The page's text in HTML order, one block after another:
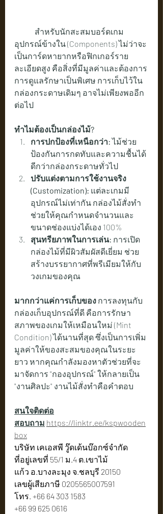
อุปกรณ์ข้างใน (Components) ไม่ว่าจะ
เป็นการ์ดหายากหรือฟิกเกอร์ราย
ละเอียดสูง คือสิ่งที่มีมูลค่าและต้องการ
การดูแลรักษาเป็นพิเศษ การเก็บไว้ใน
กล่องกระดาษเดิมๆ อาจไม่เพียงพออีก
ต่อไป
ทำไมต้องเป็นกล่องไม้?
การปกป้องที่เหนือกว่า: ไม้ช่วย
ป้องกันการกดทับและความชื้นได้
ดีกว่ากล่องกระดาษทั่วไป
ปรับแต่งตามการใช้งานจริง
(Customization): แต่ละเกมมี
อุปกรณ์ไม่เท่ากัน กล่องไม้สั่งทำ
ช่วยให้คุณกำหนดจำนวนและ
ขนาดช่องแบ่งได้เอง 100%
สุนทรียภาพในการเล่น: การเปิด
กล่องไม้ที่มีผิวสัมผัสดีเยี่ยม ช่วย
สร้างบรรยากาศที่พรีเมียมให้กับ
วงเกมของคุณ
มากกว่าแค่การเก็บของ การลงทุนกับ
กล่องเก็บอุปกรณ์ที่ดี คือการรักษา
สภาพของเกมให้เหมือนใหม่ (Mint
Condition) ได้นานที่สุด ซึ่งเป็นการเพิ่ม
มูลค่าให้ของสะสมของคุณในระยะ
ยาว หากคุณกำลังมองหาตัวช่วยที่จะ
มาจัดการ "กองอุปกรณ์" ให้กลายเป็น
"งานศิลปะ" งานไม้สั่งทำคือคำตอบ
สนใจติดต่อ
สอบถาม https://linktr.ee/kspwooden
box
บริษัท เคเอสพี วู๊ดเด้นบ๊อกซ์จำกัด
ที่อยู่เลขที่ 55/1 ม.4 ต.เขาไม้
แก้ว อ.บางละมุง จ.ชลบุรี 20150
เลขผู้เสียภาษี 0205565007591
โทร. +66 64 303 1583
+66 99 625 0616